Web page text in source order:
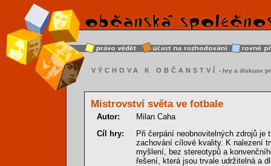
VÝCHOVA K OBČANSTVÍ - hry a diskuse
Mistrovství světa ve fotbale
Autor:
Milan Caha
Cíl hry:
Při čerpání neobnovitelných zdrojů
zachování cílové kvality. K nalezení
myšlení, bez stereotypů a
řešení, která jsou trvale udržitelná a